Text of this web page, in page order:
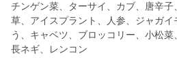
チンゲン菜、ターサイ、カブ、唐辛
草、アイスプラント、人参、ジャガイ
う、キャベツ、ブロッコリー、小松菜
長ネギ、レンコン